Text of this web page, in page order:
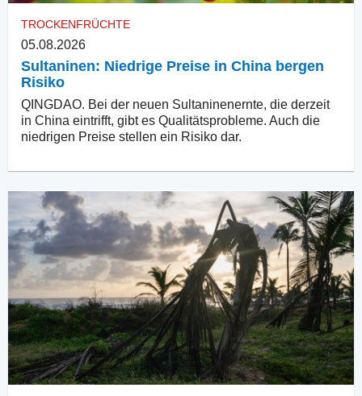
TROCKENFRÜCHTE
05.08.2026
Sultaninen: Niedrige Preise in China bergen
Risiko
QINGDAO. Bei der neuen Sultaninenernte, die derzeit
in China eintrifft, gibt es Qualitätsprobleme. Auch die
niedrigen Preise stellen ein Risiko dar.